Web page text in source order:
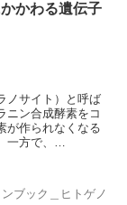
かわる遺伝子
ノサイト）と呼ば
ニン合成酵素をコ
が作られなくなる
一方で、…
ブック＿ヒトゲノ